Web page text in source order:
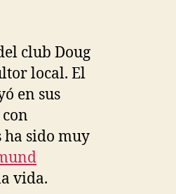
club Doug
local. El
en sus
ha sido muy
vida.